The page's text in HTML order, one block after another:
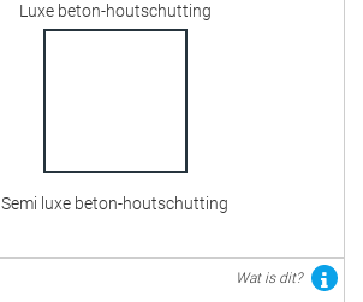
Luxe beton-houtschutting
Semi luxe beton-houtschutting
Wat is dit?